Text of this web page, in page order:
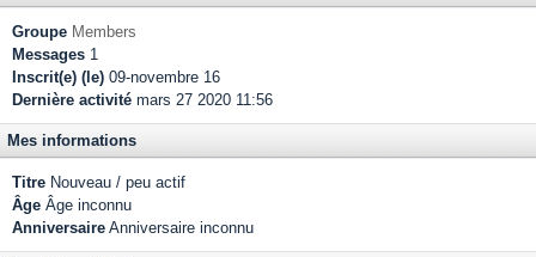
Groupe Members
Messages 1
Inscrit(e) (le) 09-novembre 16
Dernière activité mars 27 2020 11:56
Mes informations
Titre Nouveau / peu actif
Âge Âge inconnu
Anniversaire Anniversaire inconnu